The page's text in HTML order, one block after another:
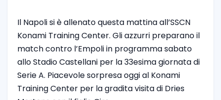
Il Napoli si è allenato questa mattina all’SSCN
Konami Training Center. Gli azzurri preparano il
match contro l’Empoli in programma sabato
allo Stadio Castellani per la 33esima giornata di
Serie A. Piacevole sorpresa oggi al Konami
Training Center per la gradita visita di Dries